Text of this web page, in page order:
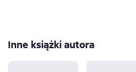
Inne książki autora